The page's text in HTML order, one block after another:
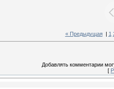
« Предыдущая| 1
Добавлять комментарии
[